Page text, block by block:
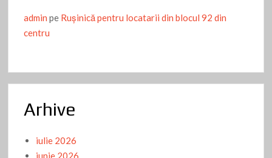
admin pe Ruşinică pentru locatarii din blocul 92 din
centru
Arhive
iulie 2026
iunie 2026